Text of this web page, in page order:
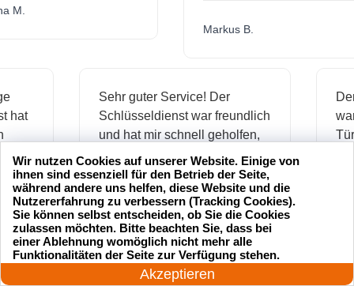
Markus B.
hat
Sehr guter Service! Der
Schlüsseldienst war freundlich
und hat mir schnell geholfen,
als ich meine Schlüssel
verloren hatte.
Jonas M.
24 Stunden am Tag
Akzeptieren
Wir nutzen Cookies auf unserer Website. Einige von
ihnen sind essenziell für den Betrieb der Seite,
während andere uns helfen, diese Website und die
Nutzererfahrung zu verbessern (Tracking Cookies).
Sie können selbst entscheiden, ob Sie die Cookies
zulassen möchten. Bitte beachten Sie, dass bei
einer Ablehnung womöglich nicht mehr alle
Funktionalitäten der Seite zur Verfügung stehen.